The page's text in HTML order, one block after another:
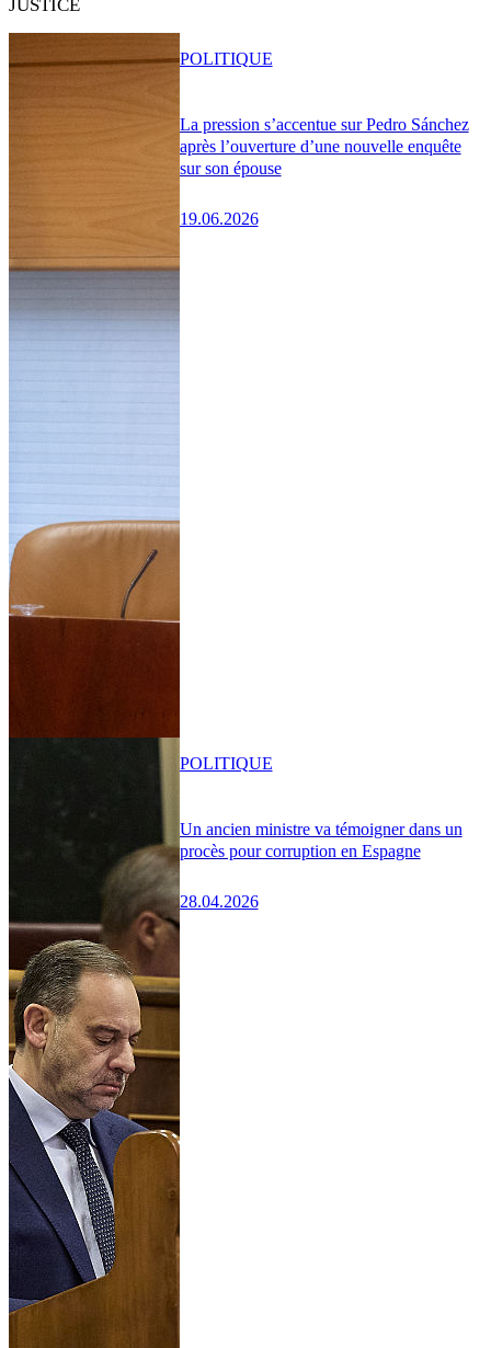
JUSTICE
La pression s’accentue sur Pedro Sánchez
après l’ouverture d’une nouvelle enquête
sur son épouse
19.06.2026
POLITIQUE
Un ancien ministre va témoigner dans un
procès pour corruption en Espagne
28.04.2026
POLITIQUE